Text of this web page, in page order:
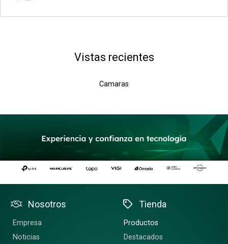
Vistas recientes
Camaras
Nosotros
Empresa
Noticias
Tienda
Productos
Destacados